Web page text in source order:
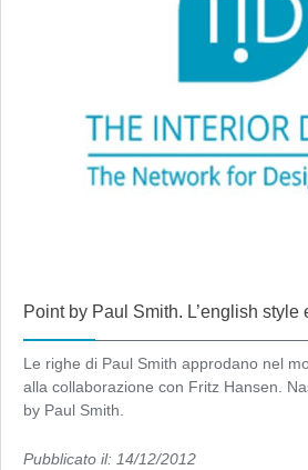
Point by Paul Smith. L’english style
Le righe di Paul Smith approdano nel
alla collaborazione con Fritz Hansen.
by Paul Smith.
Pubblicato il: 14/12/2012